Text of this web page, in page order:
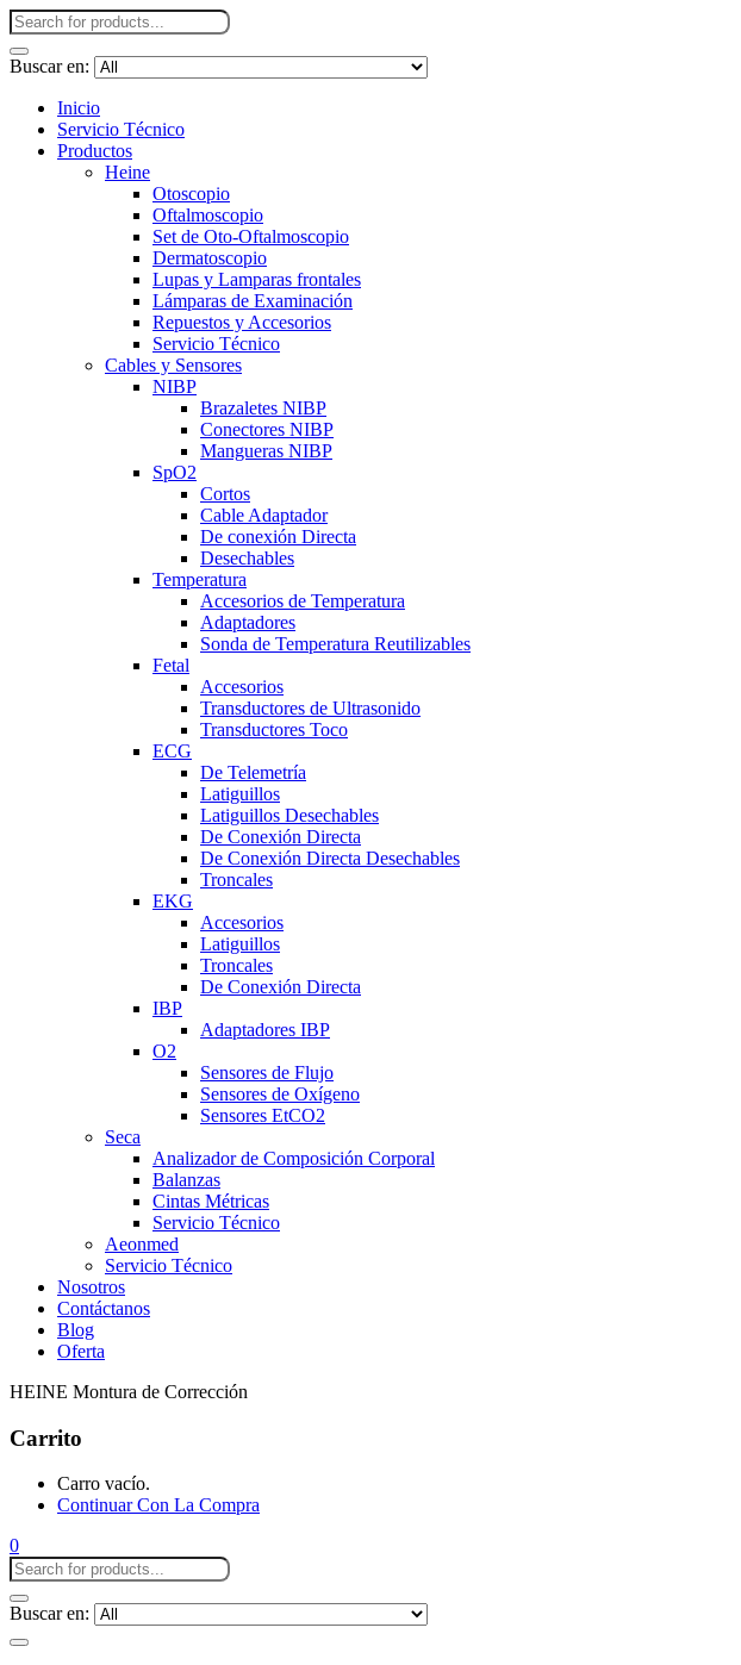
Buscar en:
Inicio
Servicio Técnico
Productos
Heine
Otoscopio
Oftalmoscopio
Set de Oto-Oftalmoscopio
Dermatoscopio
Lupas y Lamparas frontales
Lámparas de Examinación
Repuestos y Accesorios
Servicio Técnico
Cables y Sensores
NIBP
Brazaletes NIBP
Conectores NIBP
Mangueras NIBP
SpO2
Cortos
Cable Adaptador
De conexión Directa
Desechables
Temperatura
Accesorios de Temperatura
Adaptadores
Sonda de Temperatura Reutilizables
Fetal
Accesorios
Transductores de Ultrasonido
Transductores Toco
ECG
De Telemetría
Latiguillos
Latiguillos Desechables
De Conexión Directa
De Conexión Directa Desechables
Troncales
EKG
Accesorios
Latiguillos
Troncales
De Conexión Directa
IBP
Adaptadores IBP
O2
Sensores de Flujo
Sensores de Oxígeno
Sensores EtCO2
Seca
Analizador de Composición Corporal
Balanzas
Cintas Métricas
Servicio Técnico
Aeonmed
Servicio Técnico
Nosotros
Contáctanos
Blog
Oferta
HEINE Montura de Corrección
Carrito
Carro vacío.
Continuar Con La Compra
0
Buscar en: